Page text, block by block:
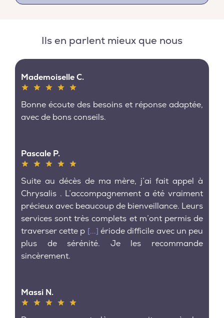
Ils en parlent mieux que nous
Mademoiselle C.
Bonne écoute des besoins et réponse adaptée,
avec de bons conseils.
Pascale P.
Suite au décès de ma mère, j’ai fait appel à
Chrysalis . L’accompagnement a été vraiment
précieux avec beaucoup de bienveillance. Leurs
services sont très complets et m’ont permis de
traverser cette p [...] ériode difficile avec un peu
plus de sérénité. Je les recommande
sincèrement.
Massi N.